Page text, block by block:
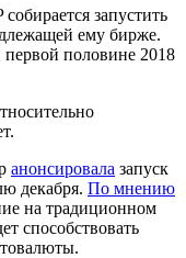
запустить
ему бирже.
первой половине 2018
анонсировала запуск
декабря. По мнению
на традиционном
способствовать